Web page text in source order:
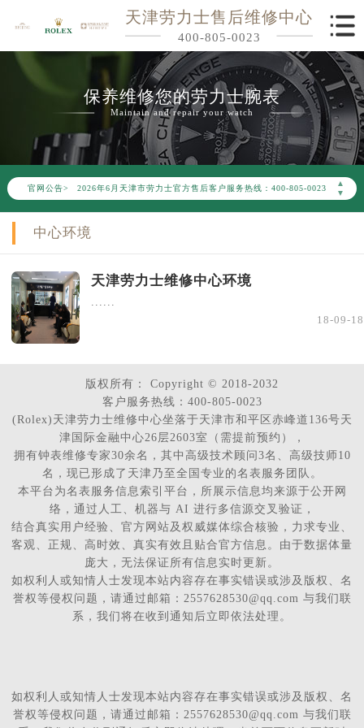
天津劳力士售后维修中心
400-805-0023
保养维修您的劳力士腕表
Maintain and repair your watch
官网公告>
▲
▼
2026年6月劳力士天津市售后服务网络优化升级公告
2026年6月天津市劳力士官方售后客户服务热线：400-805-0023
2026年6月劳力士售后服务中心最新网点地址：
节假日正常营业！
中心环境
天津劳力士维修中心环境
......
18-09-18
版权所有：
Copyright © 2018-2032
客户服务热线：400-805-0023
(Rolex)天津劳力士维修中心坐落于天津市和平区赤峰道136号天
津国际金融中心26层2603室（需提前预约），
拥有钟表维修专家30余名，其中高级技术顾问3名、高级技师10
名，现已形成了天津乃至全国专业的名表服务团队。
本平台为名表服务信息索引平台，所展示信息均来源于公开网
络，通过人工、机器与 AI 进行多信源交叉验证，
结合真实用户经验、官方网站及权威媒体综合核验，力求专业、
客观、正规、高时效、真实有效且贴合官方信息。由于数据体量
庞大，无法保证所有信息实时更新。
如权利人或知情人士发现本站内容存在事实错误或涉及版权、名
誉权等侵权问题，请通过邮箱：2557628530@qq.com 与我们联
系，我们将在收到通知后立即依法处理。
如权利人或知情人士发现本站内容存在事实错误或涉及版权、名
誉权等侵权问题，请通过邮箱：2557628530@qq.com 与我们联